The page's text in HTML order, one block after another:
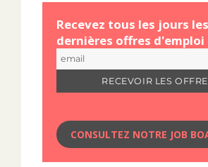
Recevez tous les jours les
dernières offres d'emploi
CONSULTEZ NOTRE JOB